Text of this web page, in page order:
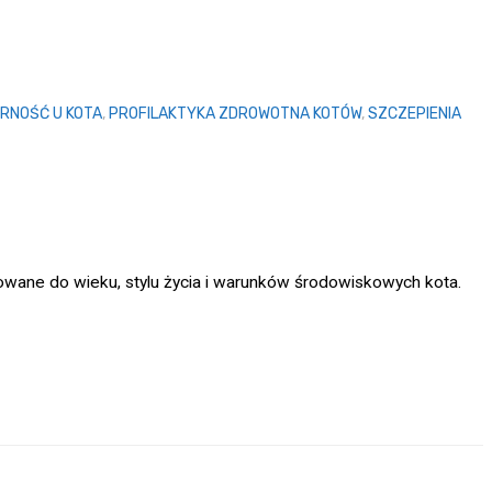
U KOTA, PROFILAKTYKA ZDROWOTNA KOTÓW,SZCZEPIENIA
do wieku, stylu życia i warunków środowiskowych kota.